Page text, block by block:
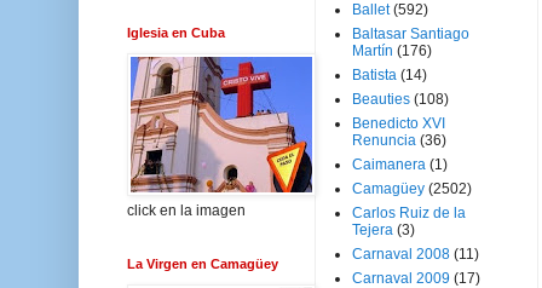
Iglesia en Cuba
click en la imagen
La Virgen en Camagüey
Ballet (592)
Baltasar Santiago
Martín (176)
Batista (14)
Beauties (108)
Benedicto XVI
Renuncia (36)
Caimanera (1)
Camagüey (2502)
Carlos Ruiz de la
Tejera (3)
Carnaval 2008 (11)
Carnaval 2009 (17)